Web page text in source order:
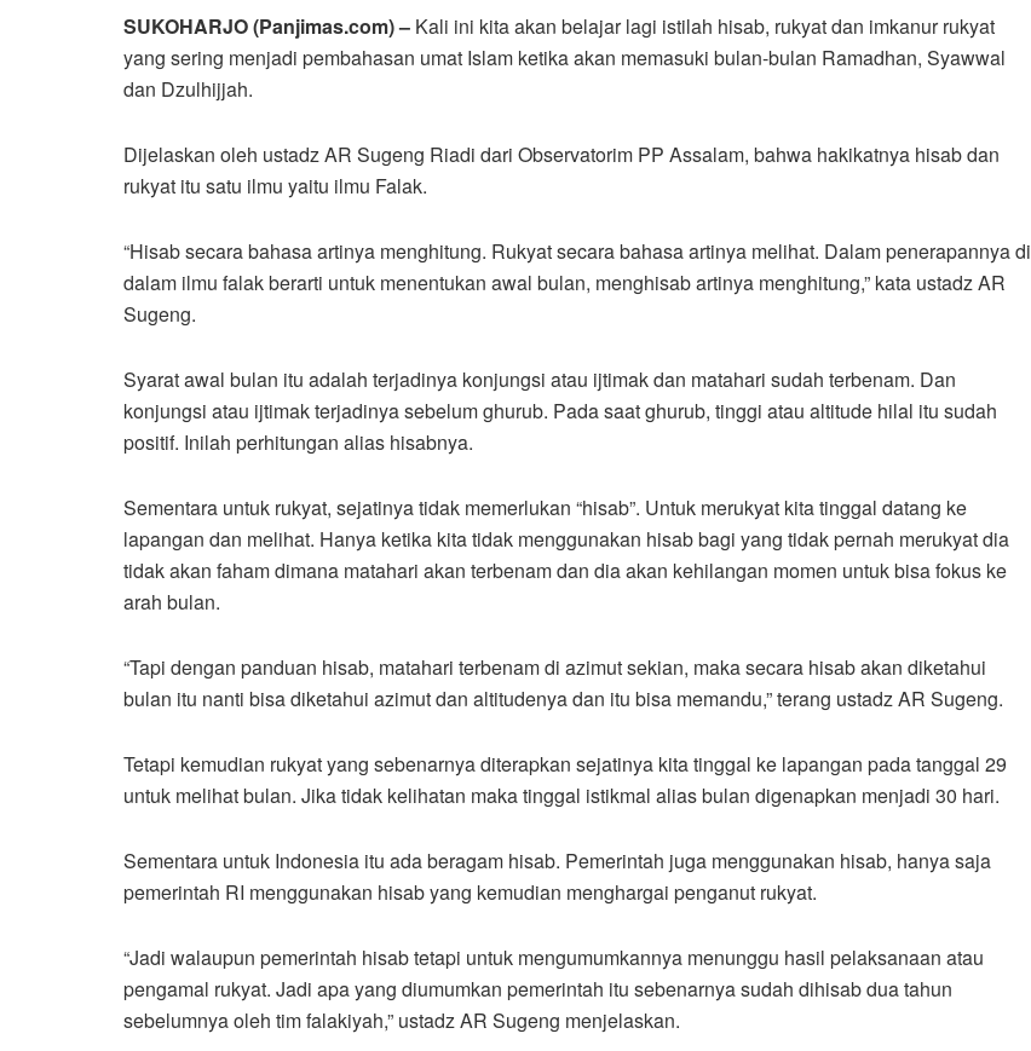
SUKOHARJO (Panjimas.com) – Kali ini kita akan belajar lagi istilah hisab, rukyat dan imkanur rukyat
yang sering menjadi pembahasan umat Islam ketika akan memasuki bulan-bulan Ramadhan, Syawwal
dan Dzulhijjah.
Dijelaskan oleh ustadz AR Sugeng Riadi dari Observatorim PP Assalam, bahwa hakikatnya hisab dan
rukyat itu satu ilmu yaitu ilmu Falak.
“Hisab secara bahasa artinya menghitung. Rukyat secara bahasa artinya melihat. Dalam penerapannya di
dalam ilmu falak berarti untuk menentukan awal bulan, menghisab artinya menghitung,” kata ustadz AR
Sugeng.
Syarat awal bulan itu adalah terjadinya konjungsi atau ijtimak dan matahari sudah terbenam. Dan
konjungsi atau ijtimak terjadinya sebelum ghurub. Pada saat ghurub, tinggi atau altitude hilal itu sudah
positif. Inilah perhitungan alias hisabnya.
Sementara untuk rukyat, sejatinya tidak memerlukan “hisab”. Untuk merukyat kita tinggal datang ke
lapangan dan melihat. Hanya ketika kita tidak menggunakan hisab bagi yang tidak pernah merukyat dia
tidak akan faham dimana matahari akan terbenam dan dia akan kehilangan momen untuk bisa fokus ke
arah bulan.
“Tapi dengan panduan hisab, matahari terbenam di azimut sekian, maka secara hisab akan diketahui
bulan itu nanti bisa diketahui azimut dan altitudenya dan itu bisa memandu,” terang ustadz AR Sugeng.
Tetapi kemudian rukyat yang sebenarnya diterapkan sejatinya kita tinggal ke lapangan pada tanggal 29
untuk melihat bulan. Jika tidak kelihatan maka tinggal istikmal alias bulan digenapkan menjadi 30 hari.
Sementara untuk Indonesia itu ada beragam hisab. Pemerintah juga menggunakan hisab, hanya saja
pemerintah RI menggunakan hisab yang kemudian menghargai penganut rukyat.
“Jadi walaupun pemerintah hisab tetapi untuk mengumumkannya menunggu hasil pelaksanaan atau
pengamal rukyat. Jadi apa yang diumumkan pemerintah itu sebenarnya sudah dihisab dua tahun
sebelumnya oleh tim falakiyah,” ustadz AR Sugeng menjelaskan.